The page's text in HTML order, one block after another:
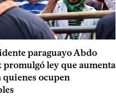
paraguayo Abdo
promulgó ley que aumenta
quienes ocupen